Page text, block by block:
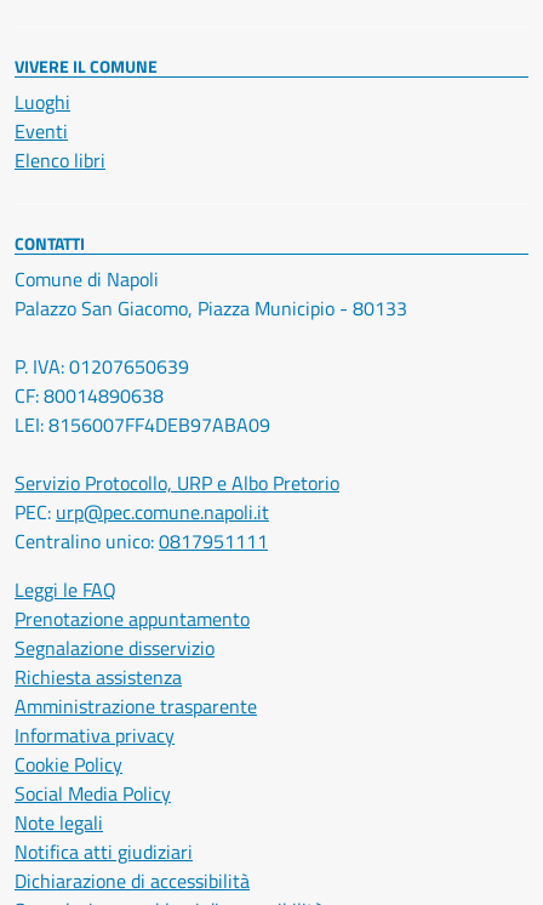
VIVERE IL COMUNE
Luoghi
Eventi
Elenco libri
CONTATTI
Comune di Napoli
Palazzo San Giacomo, Piazza Municipio - 80133
P. IVA: 01207650639
CF: 80014890638
LEI: 8156007FF4DEB97ABA09
Servizio Protocollo, URP e Albo Pretorio
PEC: urp@pec.comune.napoli.it
Centralino unico:0817951111
Leggi le FAQ
Prenotazione appuntamento
Segnalazione disservizio
Richiesta assistenza
Amministrazione trasparente
Informativa privacy
Cookie Policy
Social Media Policy
Note legali
Notifica atti giudiziari
Dichiarazione di accessibilità